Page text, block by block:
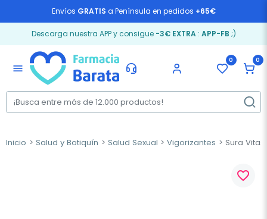
Envíos GRATIS a Península en pedidos +65€
Descarga nuestra APP y consigue -3€ EXTRA: APP-FB ;)
menu
0 0
Inicio Salud y Botiquín Salud Sexual Vigorizantes Sura
favorite_border